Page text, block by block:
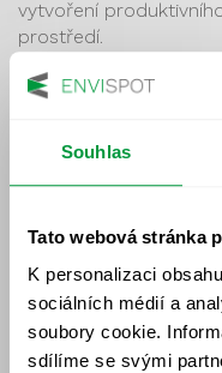
Souhlas
Tato webová stránka
K personalizaci
sociálních médií a
soubory cookie.
sdílíme se svými
vytvoření
prostředí.
harmonicky
Realizace tohoto
nejen pro uživatele
se zvyšující se
rámci stavebnictví a
>>